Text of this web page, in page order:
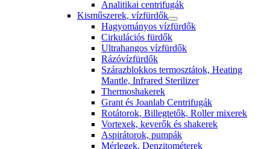
Analitikai centrifugák
Kisműszerek, vízfürdők
Hagyományos vízfürdők
Cirkulációs fürdők
Ultrahangos vízfürdők
Rázóvízfürdők
Szárazblokkos termosztátok, Heating
Mantle, Infrared Sterilizer
Thermoshakerek
Grant és Joanlab Centrifugák
Rotátorok, Billegtetők, Roller mixerek
Vortexek, keverők és shakerek
Aspirátorok, pumpák
Mérlegek, Denzitométerek